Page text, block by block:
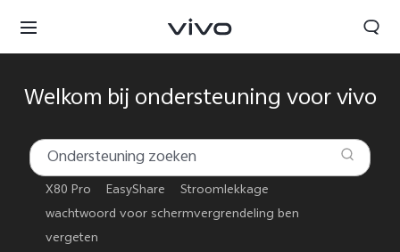
Netherlands | Land/regio kiezen
Welkom bij ondersteuning voor vivo
X80 Pro EasyShare
Stroomlekkage
wachtwoord voor schermvergrendeling ben
vergeten